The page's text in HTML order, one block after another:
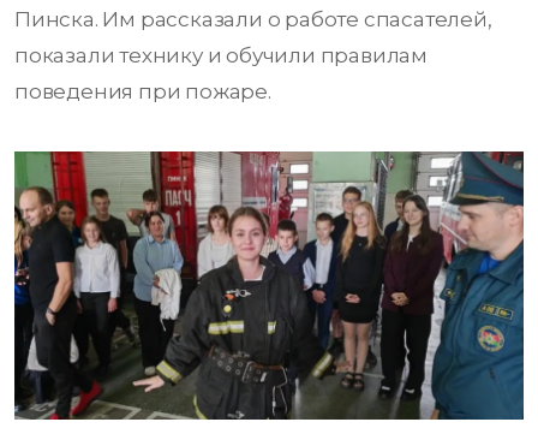
Пинска. Им рассказали о работе спасателей,
показали технику и обучили правилам
поведения при пожаре.